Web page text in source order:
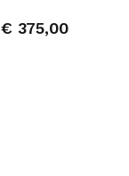
€ 375,00